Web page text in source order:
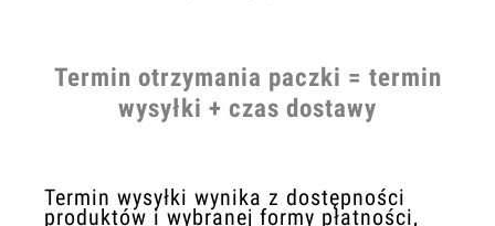
Termin otrzymania paczki = termin
wysyłki + czas dostawy
Termin wysyłki wynika z dostępności
produktów i wybranej formy płatności,